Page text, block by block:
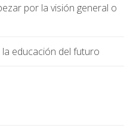
por la visión general o
educación del futuro